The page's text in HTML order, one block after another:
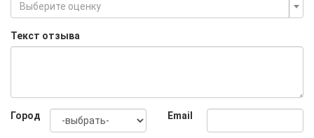
Выберите оценку
Текст отзыва
Город Email